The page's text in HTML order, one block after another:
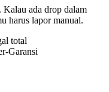
. Kalau ada drop dalam
harus lapor manual.
total
Garansi